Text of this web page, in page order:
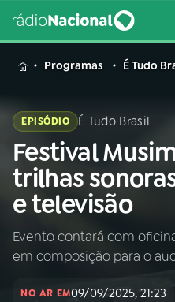
MENU
Buscar
na
Rádio
Nacional
AO
INÍCIO
Programas É Tudo
EPISÓDIO É Tudo Brasil
Festival
trilhas
e televisão
Evento contará com
em composição para o
NO AR EM09/09/2025, 21:23